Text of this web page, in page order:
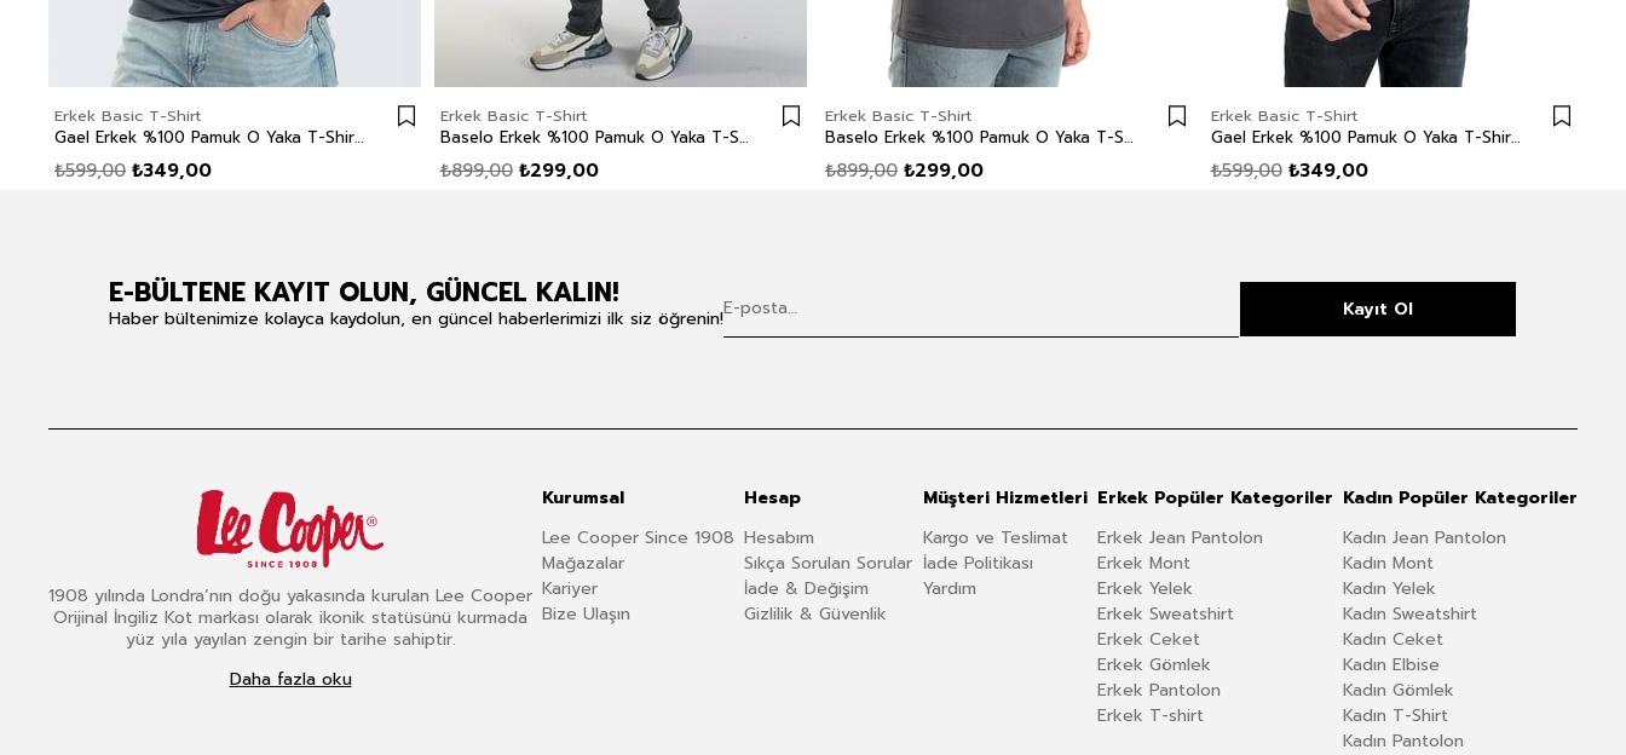
Erkek Basic T-Shirt
Gael Erkek %100 Pamuk O Yaka T-Shirt İndigo
₺349,00
₺599,00
Erkek Basic T-Shirt
Baselo Erkek %100 Pamuk O Yaka T-Shirt Beyaz
₺299,00
₺899,00
Erkek Basic T-Shirt
Baselo Erkek %100 Pamuk O Yaka T-Shirt Antrasit
₺299,00
₺899,00
Erkek Basic T-Shirt
Gael Erkek %100 Pamuk O Yaka T-Shirt Haki
₺349,00
₺599,00
E-BÜLTENE KAYIT OLUN, GÜNCEL KALIN!
Haber bültenimize kolayca kaydolun, en güncel haberlerimizi ilk siz öğrenin! Kayıt Ol
1908 yılında Londra’nın doğu yakasında kurulan Lee Cooper
Orijinal İngiliz Kot markası olarak ikonik statüsünü kurmada
yüz yıla yayılan zengin bir tarihe sahiptir.
Daha fazla oku
Kurumsal
Lee Cooper Since 1908
Mağazalar
Kariyer
Bize Ulaşın
Hesap
Hesabım
Sıkça Sorulan Sorular
İade & Değişim
Gizlilik & Güvenlik
Müşteri Hizmetleri
Kargo ve Teslimat
İade Politikası
Yardım
Erkek Popüler Kategoriler
Erkek Jean Pantolon
Erkek Mont
Erkek Yelek
Erkek Sweatshirt
Erkek Ceket
Erkek Gömlek
Erkek Pantolon
Erkek T-shirt
Kadın Popüler Kategoriler
Kadın Jean Pantolon
Kadın Mont
Kadın Yelek
Kadın Sweatshirt
Kadın Ceket
Kadın Elbise
Kadın Gömlek
Kadın T-Shirt
Kadın Pantolon